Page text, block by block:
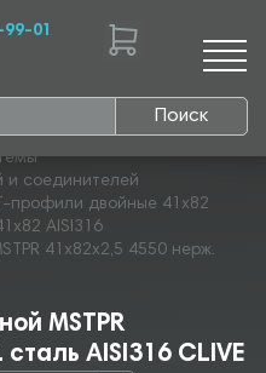
Поиск
99-01
и соединителей
профили двойные 41х82
AISI316
41х82х2,5 4550 нерж.
MSTPR
AISI316 CLIVE